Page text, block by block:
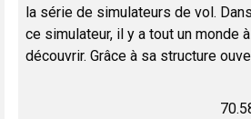
la série de simulateurs de vol. Dans
ce simulateur, il y a tout un monde à
découvrir. Grâce à sa structure